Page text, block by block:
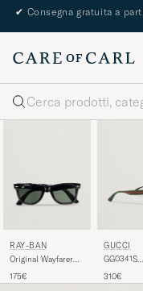
✔ Consegna gratuita a
Cerca
RAY-BAN
Original Wayfarer
Black/Crystal Green
175€
GUCCI
GG0341S
310€